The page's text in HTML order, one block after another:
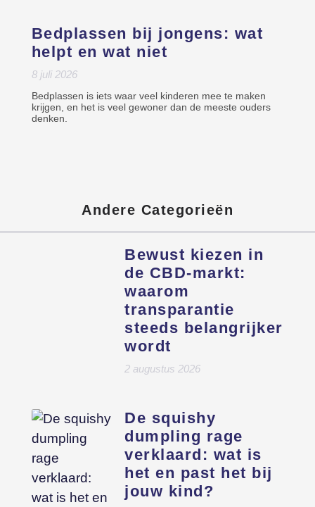
Bedplassen bij jongens: wat
helpt en wat niet
8 juli 2026
Bedplassen is iets waar veel kinderen mee te maken
krijgen, en het is veel gewoner dan de meeste ouders
denken.
Andere Categorieën
Bewust kiezen in
de CBD-markt:
waarom
transparantie
steeds belangrijker
wordt
2 augustus 2026
De squishy
dumpling rage
verklaard: wat is
het en past het bij
jouw kind?